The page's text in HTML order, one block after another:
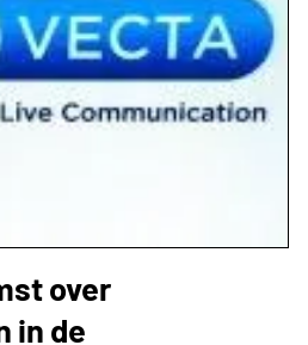
over
in de